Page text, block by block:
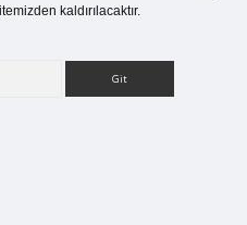
kaldırılacaktır.